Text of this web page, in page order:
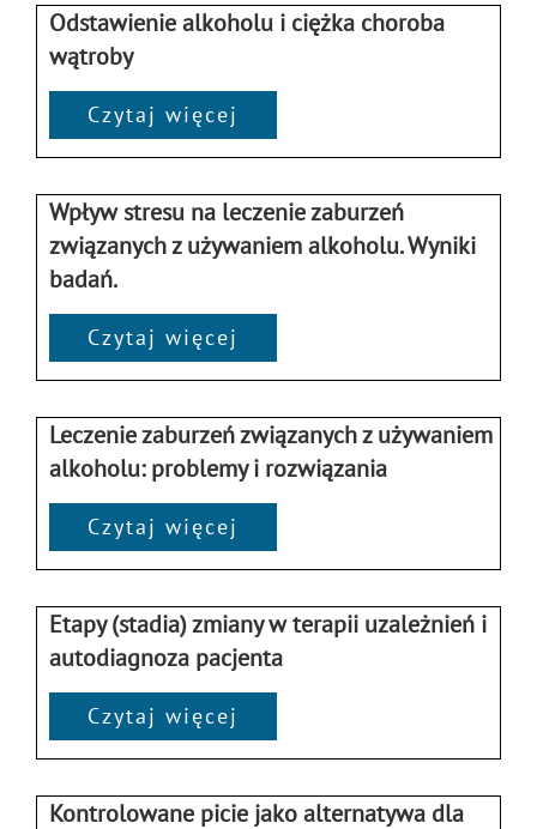
Odstawienie alkoholu i ciężka choroba
wątroby
Czytaj więcej
Wpływ stresu na leczenie zaburzeń
związanych z używaniem alkoholu. Wyniki
badań.
Czytaj więcej
Leczenie zaburzeń związanych z używaniem
alkoholu: problemy i rozwiązania
Czytaj więcej
Etapy (stadia) zmiany w terapii uzależnień i
autodiagnoza pacjenta
Czytaj więcej
Kontrolowane picie jako alternatywa dla